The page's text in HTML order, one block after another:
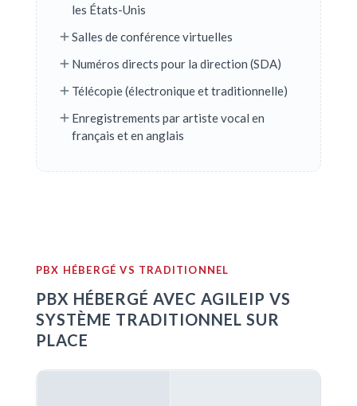
les États-Unis
Salles de conférence virtuelles
Numéros directs pour la direction (SDA)
Télécopie (électronique et traditionnelle)
Enregistrements par artiste vocal en
français et en anglais
PBX HÉBERGÉ VS TRADITIONNEL
PBX HÉBERGÉ AVEC AGILEIP VS
SYSTÈME TRADITIONNEL SUR
PLACE